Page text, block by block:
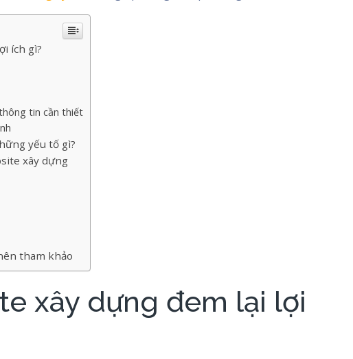
ích gì?
tin cần thiết
yếu tố gì?
xây dựng
tham khảo
xây dựng đem lại lợi